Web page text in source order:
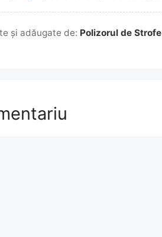
și adăugate de: Polizorul de Strofe